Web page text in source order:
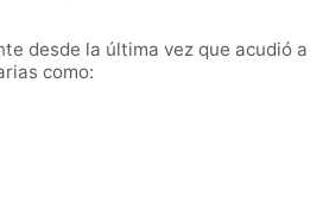
desde la última vez que acudió a
como: